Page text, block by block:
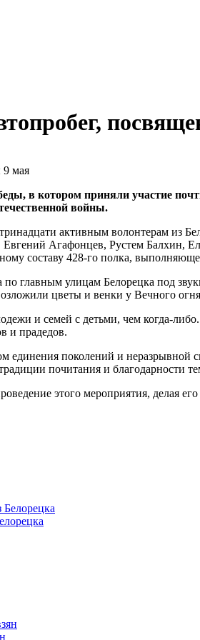
в котором приняли участие
войны.
активным волонтерам
Агафонцев, Рустем Балхин,
составу 428-го полка,
главным улицам Белорецка под
цветы и венки у Вечного
и семей с детьми, чем когда-
и прадедов.
единения поколений и неразрывной
почитания и благодарности
этого мероприятия, делая